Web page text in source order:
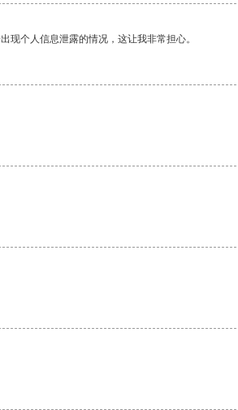
个人信息泄露的情况，这让我非常担心。